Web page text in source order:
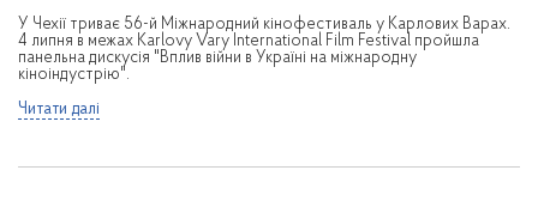
У Чехії триває 56-й Міжнародний кінофестиваль у Карлових Варах.
4 липня в межах Karlovy Vary International Film Festival пройшла
панельна дискусія "Вплив війни в Україні на міжнародну
кіноіндустрію".
Читати далі